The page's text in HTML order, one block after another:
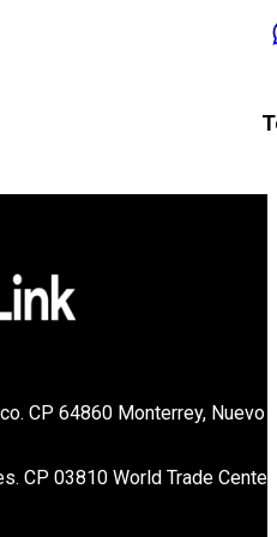
CP 64860 Monterrey, Nuevo
CP 03810 World Trade